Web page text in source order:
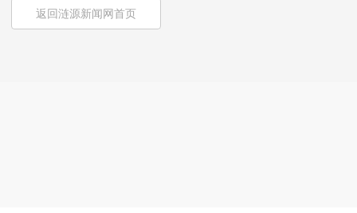
返回涟源新闻网首页